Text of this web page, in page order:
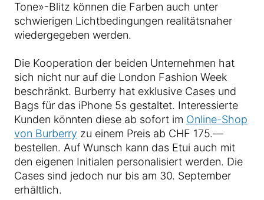
Tone»-Blitz können die Farben auch unter
schwierigen Lichtbedingungen realitätsnaher
wiedergegeben werden.
Die Kooperation der beiden Unternehmen hat
sich nicht nur auf die London Fashion Week
beschränkt. Burberry hat exklusive Cases und
Bags für das iPhone 5s gestaltet. Interessierte
Kunden könnten diese ab sofort im Online-Shop
von Burberry zu einem Preis ab CHF 175.—
bestellen. Auf Wunsch kann das Etui auch mit
den eigenen Initialen personalisiert werden. Die
Cases sind jedoch nur bis am 30. September
erhältlich.